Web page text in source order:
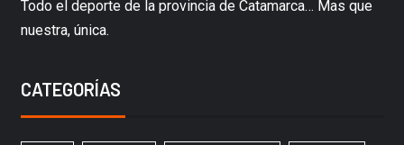
Todo el deporte de la provincia de Catamarca… Mas que
nuestra, única.
CATEGORÍAS